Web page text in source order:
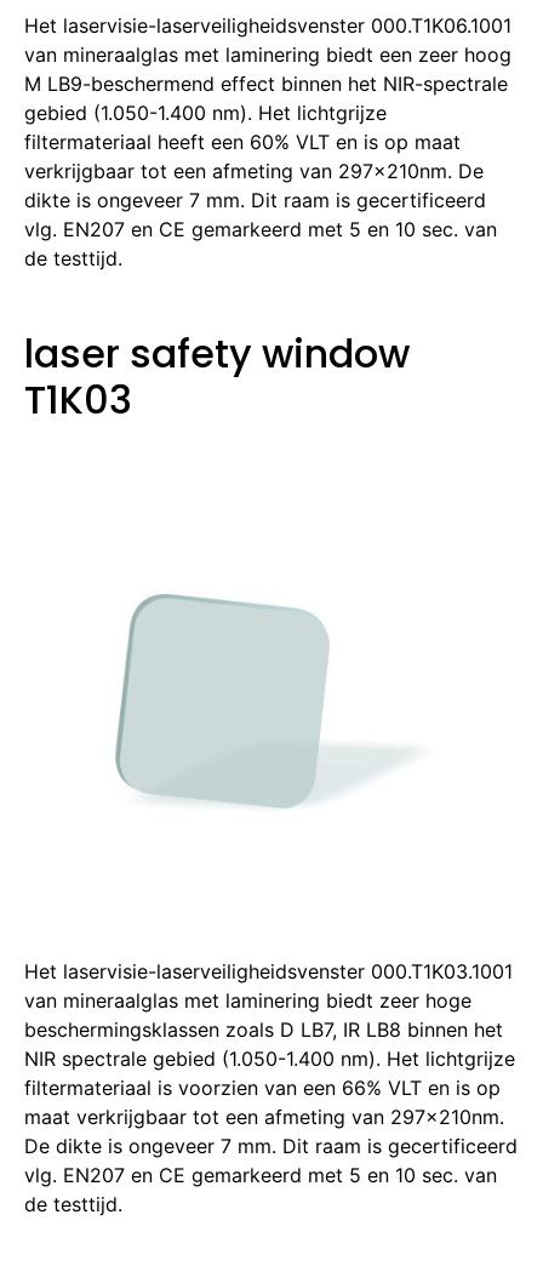
Het laservisie-laserveiligheidsvenster 000.T1K06.1001
van mineraalglas met laminering biedt een zeer hoog
M LB9-beschermend effect binnen het NIR-spectrale
gebied (1.050-1.400 nm). Het lichtgrijze
filtermateriaal heeft een 60% VLT en is op maat
verkrijgbaar tot een afmeting van 297x210nm. De
dikte is ongeveer 7 mm. Dit raam is gecertificeerd
vlg. EN207 en CE gemarkeerd met 5 en 10 sec. van
de testtijd.
laser safety window
T1K03
Het laservisie-laserveiligheidsvenster 000.T1K03.1001
van mineraalglas met laminering biedt zeer hoge
beschermingsklassen zoals D LB7, IR LB8 binnen het
NIR spectrale gebied (1.050-1.400 nm). Het lichtgrijze
filtermateriaal is voorzien van een 66% VLT en is op
maat verkrijgbaar tot een afmeting van 297x210nm.
De dikte is ongeveer 7 mm. Dit raam is gecertificeerd
vlg. EN207 en CE gemarkeerd met 5 en 10 sec. van
de testtijd.